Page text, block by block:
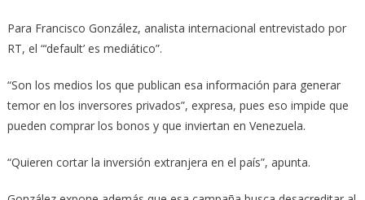
Para Francisco González, analista internacional entrevistado por
RT, el “‘default’ es mediático”.
“Son los medios los que publican esa información para generar
temor en los inversores privados”, expresa, pues eso impide que
pueden comprar los bonos y que inviertan en Venezuela.
“Quieren cortar la inversión extranjera en el país”, apunta.